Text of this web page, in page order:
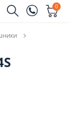
0
Купити